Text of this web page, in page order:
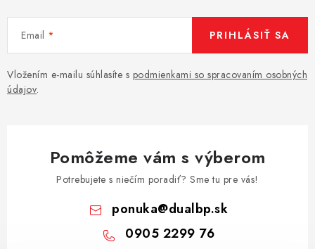
Email
Vložením e-mailu súhlasíte s podmienkami so spracovaním osobných
údajov.
PRIHLÁSIŤ SA
Pomôžeme vám s výberom
Potrebujete s niečím poradiť? Sme tu pre vás!
ponuka@dualbp.sk
0905 2299 76